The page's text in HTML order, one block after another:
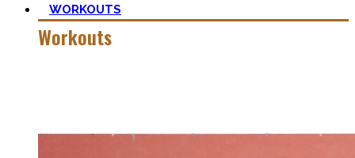
WORKOUTS
Workouts